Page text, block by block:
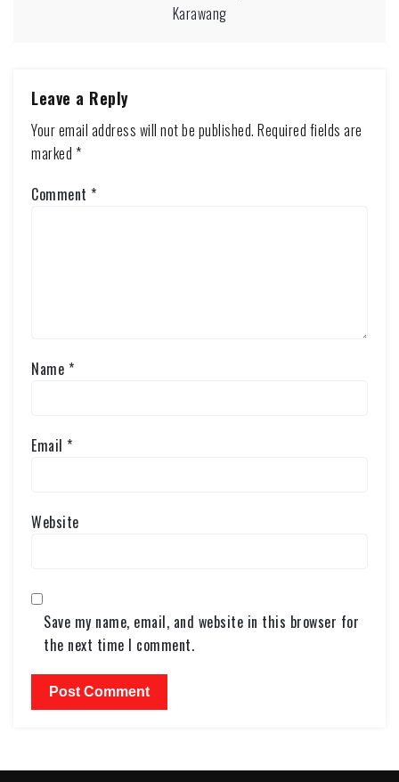
Karawang
Leave a Reply
Your email address will not be published. Required fields are
marked *
Comment *
Name *
Email *
Website
Save my name, email, and website in this browser for
the next time I comment.